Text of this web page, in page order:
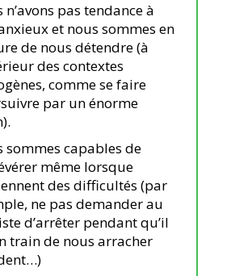
n’avons pas tendance à
et nous sommes en
de nous détendre (à
des contextes
comme se faire
par un énorme
sommes capables de
même lorsque
des difficultés (par
ne pas demander au
d’arrêter pendant qu’il
train de nous arracher